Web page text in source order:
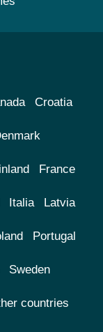
Croatia
France
Italia Latvia
Portugal
Sweden
countries